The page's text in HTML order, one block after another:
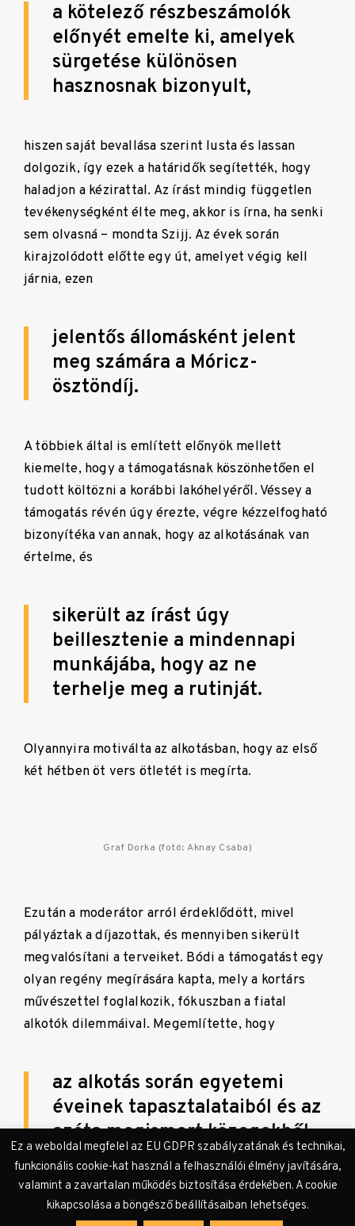
a kötelező részbeszámolók
előnyét emelte ki, amelyek
sürgetése különösen
hasznosnak bizonyult,
hiszen saját bevallása szerint lusta és lassan
dolgozik, így ezek a határidők segítették, hogy
haladjon a kézirattal. Az írást mindig független
tevékenységként élte meg, akkor is írna, ha senki
sem olvasná – mondta Szijj. Az évek során
kirajzolódott előtte egy út, amelyet végig kell
járnia, ezen
jelentős állomásként jelent
meg számára a Móricz-
ösztöndíj.
A többiek által is említett előnyök mellett
kiemelte, hogy a támogatásnak köszönhetően el
tudott költözni a korábbi lakóhelyéről. Véssey a
támogatás révén úgy érezte, végre kézzelfogható
bizonyítéka van annak, hogy az alkotásának van
értelme, és
sikerült az írást úgy
beillesztenie a mindennapi
munkájába, hogy az ne
terhelje meg a rutinját.
Olyannyira motiválta az alkotásban, hogy az első
két hétben öt vers ötletét is megírta.
Graf Dorka (fotó: Aknay Csaba)
Ezután a moderátor arról érdeklődött, mivel
pályáztak a díjazottak, és mennyiben sikerült
megvalósítani a terveiket. Bódi a támogatást egy
olyan regény megírására kapta, mely a kortárs
művészettel foglalkozik, fókuszban a fiatal
alkotók dilemmáival. Megemlítette, hogy
az alkotás során egyetemi
éveinek tapasztalataiból és az
azóta megismert közegekből
merít.
Graf nem emlékezett pontosan a munkatervére,
Ez a weboldal megfelel az EU GDPR szabályzatának és technikai,
funkcionális cookie-kat használ a felhasználói élmény javítására,
valamint a zavartalan működés biztosítása érdekében. A cookie
kikapcsolása a böngésző beállításaiban lehetséges.